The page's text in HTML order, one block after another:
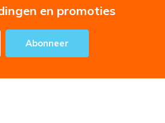
en promoties
Abonneer